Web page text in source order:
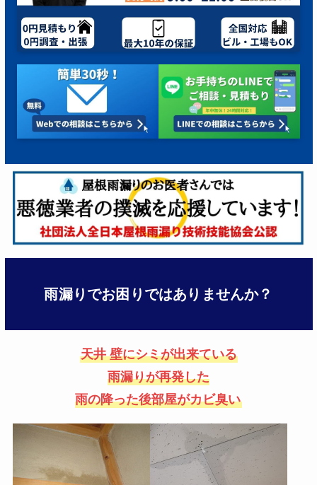
雨漏りでお困りではありませんか？
天井 壁にシミが出来ている
雨漏りが再発した
雨の降った後部屋がカビ臭い